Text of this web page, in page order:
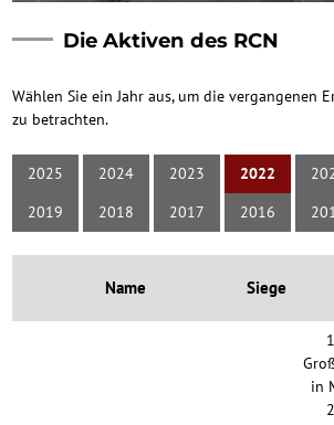
Die Aktiven des RCN
Wählen Sie ein Jahr aus, um die vergangenen
zu betrachten.
2025 2024 2023 2022
2019
2018 2017 2016
Name Siege
in